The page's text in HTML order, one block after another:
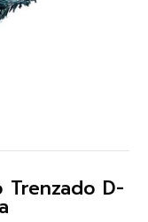
Trenzado D-